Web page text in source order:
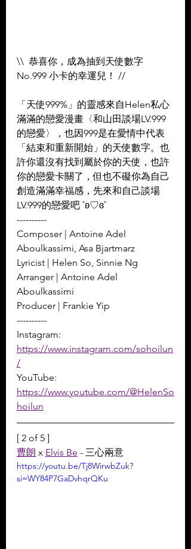
\\  恭喜你，成為抽到天使數字
No.999 小卡的幸運兒！ //
「天使999%」的靈感來自Helen私心
滿滿的戀愛漫畫〈和山田談場LV.999
的戀愛〉，也因999是在愛情中代表
「結束和重新開始」的天使數字。也
許你還沒有找到屬於你的天使，也許
你的戀愛卡關了，但也不礙你為自己
創造滿滿幸福感，先來和自己談場
LV.999的戀愛吧 ˚ʚ♡ɞ˚
----------
Composer | Antoine Adel
Aboulkassimi, Asa Bjartmarz
Lyricist | Helen So, Sinnie Ng
Arranger | Antoine Adel
Aboulkassimi
Producer | Frankie Yip
----------
Instagram:
https://www.instagram.com/sohoilun
/
YouTube:
https://www.youtube.com/@HelenSo
hoilun
[ 2 of 5 ]
曹朗 x Elvis Be - 三心兩意
https://youtu.be/Tj8WirwbZuk?
si=WY84P7GaDvhqrQKu